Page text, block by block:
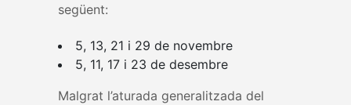
següent:
5, 13, 21 i 29 de novembre
5, 11, 17 i 23 de desembre
Malgrat l’aturada generalitzada del